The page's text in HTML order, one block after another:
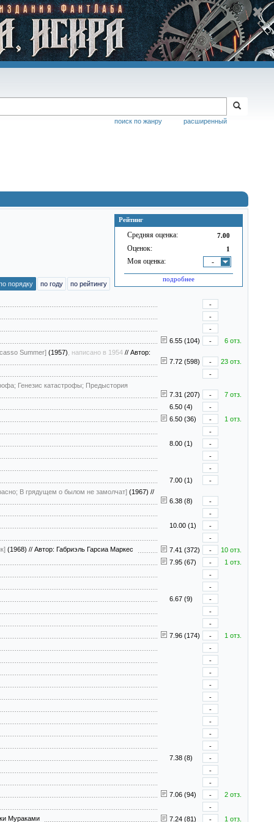
расширенный
поиск по жанру
Рейтинг
Средняя оценка: 7.00
Оценок: 1
Моя оценка: -
подробнее
порядку по году по рейтингу
-
-
-
6.55 (104)
-
6 отз.
Summer] (1957) , написано в 1954 // Автор:
7.72 (598)
-
23 отз.
-
Генезис катастрофы; Предыстория
7.31 (207)
-
7 отз.
6.50 (4)
-
6.50 (36)
-
1 отз.
-
8.00 (1)
-
-
-
7.00 (1)
-
В грядущем о былом не замолчат] (1967) //
6.38 (8)
-
-
10.00 (1)
-
-
(1968) // Автор: Габриэль Гарсиа Маркес 7.41 (372) -
10 отз.
7.95 (67)
-
1 отз.
-
-
6.67 (9)
-
-
-
7.96 (174)
-
1 отз.
-
-
-
-
-
-
-
-
-
7.38 (8)
-
-
-
7.06 (94)
-
2 отз.
-
Мураками
7.24 (81) - 1 отз.